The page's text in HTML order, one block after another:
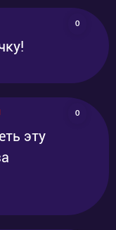
0
0
эту